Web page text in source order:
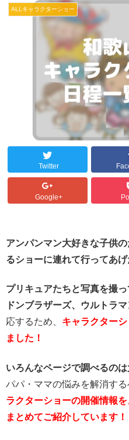
ALLキャラクターショー
Twitter
Google+
アンパンマン大好きな子供
るショーに連れて行ってあげ
プリキュアたちと写真を撮っ
ドンブラザーズ、ウルトラ
応するため、 キャラクター
ました！
いろんなページで調べるの
パパ・ママの悩みを解消する
ラクターショーの開催情報
まとめてご紹介しています！